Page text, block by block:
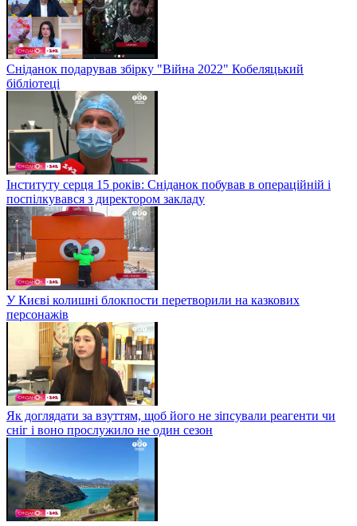
Сніданок подарував збірку "Війна 2022" Кобеляцький
бібліотеці
Інституту серця 15 років: Сніданок побував в операційній і
поспілкувався з директором закладу
У Києві колишні блокпости перетворили на казкових
персонажів
Як доглядати за взуттям, щоб його не зіпсували реагенти чи
сніг і воно прослужило не один сезон